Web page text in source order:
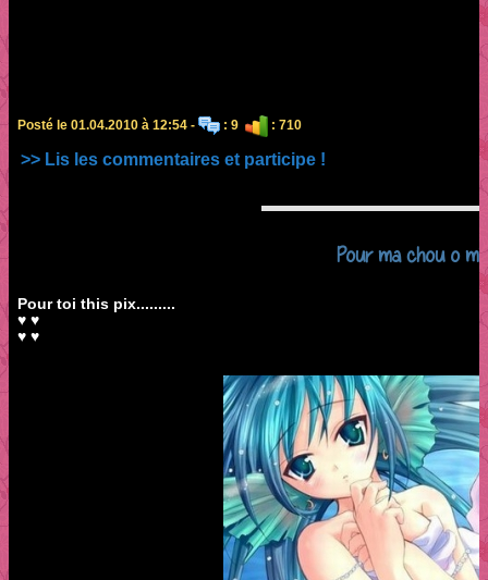
Posté le 01.04.2010 à 12:54 - : 9 : 710
>> Lis les commentaires et participe !
Pour ma chou o
Pour toi this pix.........
♥ ♥
♥ ♥